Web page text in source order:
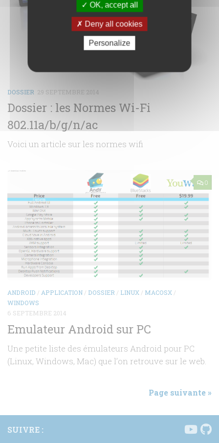
DOSSIER 29 SEPTEMBRE 2014
Dossier : les Normes Wi-Fi
802.11a/b/g/n/ac
Voici un article sur les normes wifi
0
ANDROID / APPLICATION / DOSSIER / LINUX / MACOSX /
WINDOWS
6 SEPTEMBRE 2014
Emulateur Android sur PC
Une petite liste des émulateurs Android pour PC
(Linux, Windows, Mac) que l’on retrouve sur le web.
Page suivante »
SUIVRE :
OK, accept all
Deny all cookies
Personalize